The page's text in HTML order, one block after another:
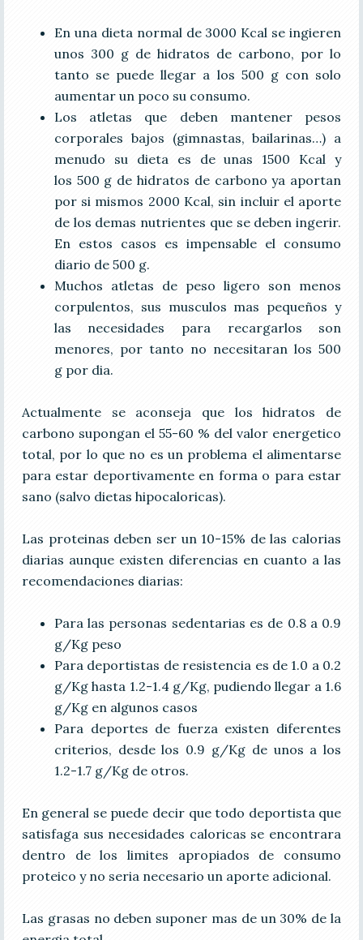
En una dieta normal de 3000 Kcal se ingieren
unos 300 g de hidratos de carbono, por lo
tanto se puede llegar a los 500 g con solo
aumentar un poco su consumo.
Los atletas que deben mantener pesos
corporales bajos (gimnastas, bailarinas…) a
menudo su dieta es de unas 1500 Kcal y
los 500 g de hidratos de carbono ya aportan
por si mismos 2000 Kcal, sin incluir el aporte
de los demas nutrientes que se deben ingerir.
En estos casos es impensable el consumo
diario de 500 g.
Muchos atletas de peso ligero son menos
corpulentos, sus musculos mas pequeños y
las necesidades para recargarlos son
menores, por tanto no necesitaran los 500
g por dia.
Actualmente se aconseja que los hidratos de
carbono supongan el 55-60 % del valor energetico
total, por lo que no es un problema el alimentarse
para estar deportivamente en forma o para estar
sano (salvo dietas hipocaloricas).
Las proteinas deben ser un 10-15% de las calorias
diarias aunque existen diferencias en cuanto a las
recomendaciones diarias:
Para las personas sedentarias es de 0.8 a 0.9
g/Kg peso
Para deportistas de resistencia es de 1.0 a 0.2
g/Kg hasta 1.2-1.4 g/Kg, pudiendo llegar a 1.6
g/Kg en algunos casos
Para deportes de fuerza existen diferentes
criterios, desde los 0.9 g/Kg de unos a los
1.2-1.7 g/Kg de otros.
En general se puede decir que todo deportista que
satisfaga sus necesidades caloricas se encontrara
dentro de los limites apropiados de consumo
proteico y no seria necesario un aporte adicional.
Las grasas no deben suponer mas de un 30% de la